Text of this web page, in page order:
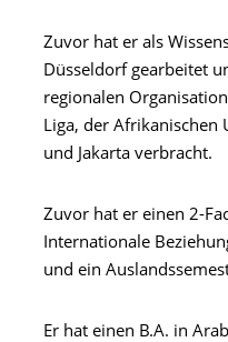
Zuvor hat er als
Düsseldorf gearbeitet
regionalen
Liga, der Afrikanischen
und Jakarta verbracht.
Zuvor hat er einen 2-
Internationale
und ein
Er hat einen B.A. in